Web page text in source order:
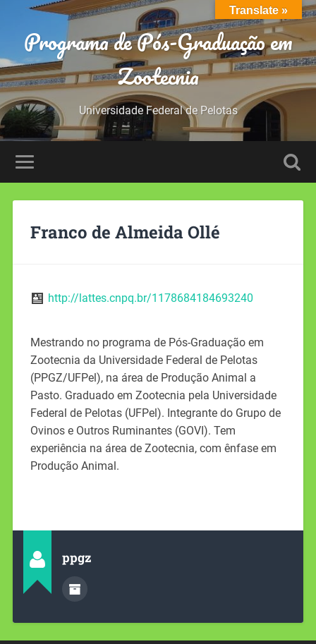
Programa de Pós-Graduação em
Zootecnia
Universidade Federal de Pelotas
Franco de Almeida Ollé
http://lattes.cnpq.br/1178684184693240
Mestrando no programa de Pós-Graduação em
Zootecnia da Universidade Federal de Pelotas
(PPGZ/UFPel), na área de Produção Animal a
Pasto. Graduado em Zootecnia pela Universidade
Federal de Pelotas (UFPel). Integrante do Grupo de
Ovinos e Outros Ruminantes (GOVI). Tem
experiência na área de Zootecnia, com ênfase em
Produção Animal.
ppgz
Translate »